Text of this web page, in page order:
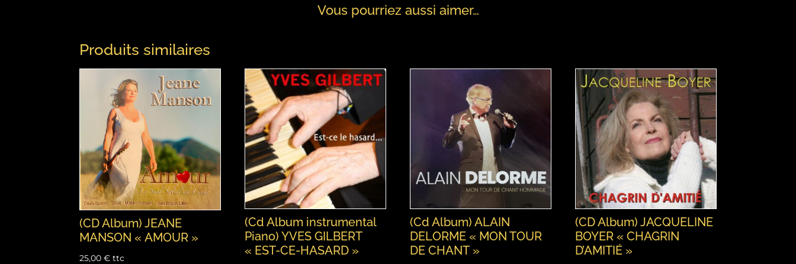
Vous pourriez aussi aimer…
Produits similaires
(CD Album) JEANE
MANSON « AMOUR »
25,00€ ttc
(Cd Album instrumental
Piano) YVES GILBERT
« EST-CE-HASARD »
(Cd Album) ALAIN
DELORME « MON TOUR
DE CHANT »
(CD Album) JACQUELINE
BOYER « CHAGRIN
D’AMITIÉ »